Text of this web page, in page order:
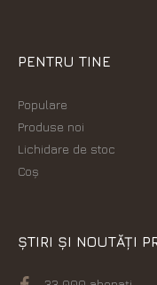
PENTRU TINE
Populare
Produse noi
Lichidare de stoc
Coș
ȘTIRI ȘI NOUTĂȚI